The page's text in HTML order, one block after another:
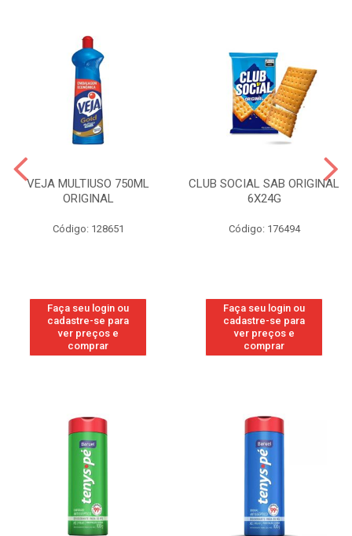
VEJA MULTIUSO 750ML
ORIGINAL
Código: 128651
Faça seu login ou
cadastre-se para
ver preços e
comprar
CLUB SOCIAL SAB ORIGINAL
6X24G
Código: 176494
Faça seu login ou
cadastre-se para
ver preços e
comprar